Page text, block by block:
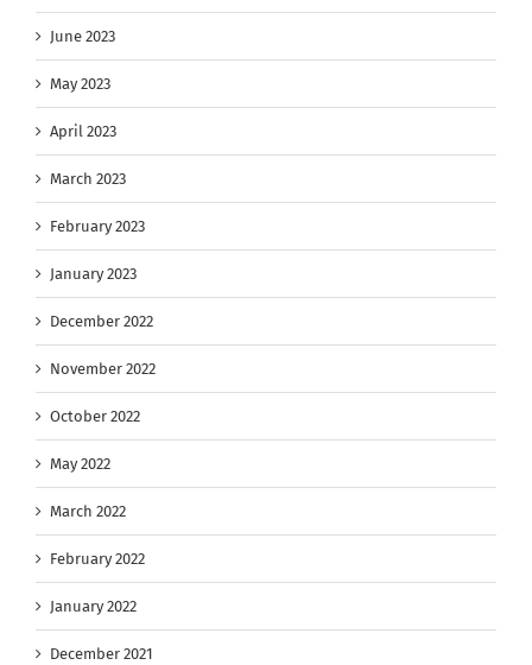
June 2023
May 2023
April 2023
March 2023
February 2023
January 2023
December 2022
November 2022
October 2022
May 2022
March 2022
February 2022
January 2022
December 2021